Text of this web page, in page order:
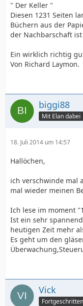
" Der Keller "
Diesen 1231 Seiten
Büchern aus der
der Nachbarschaft
Ein wirklich richtig
Von Richard Laymon.
biggi88
Mit Elan dabei
18. Juli 2014 um 14:57
Hallöchen,
ich verschwinde mal
mal wieder meinen
Ich lese im moment
Ist ein sehr
heutigen Zeit mehr
Es geht um den
Vick